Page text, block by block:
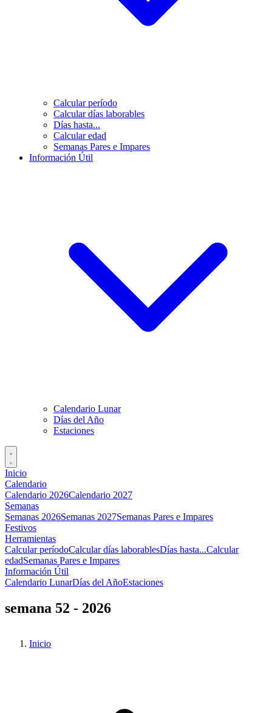
Calcular período
Calcular días laborables
Días hasta...
Calcular edad
Semanas Pares e Impares
Información Útil
Calendario Lunar
Días del Año
Estaciones
Inicio
Calendario
Calendario 2026Calendario 2027
Semanas
Semanas 2026Semanas 2027Semanas Pares e Impares
Festivos
Herramientas
Calcular períodoCalcular días laborablesDías hasta...Calcular
edadSemanas Pares e Impares
Información Útil
Calendario LunarDías del AñoEstaciones
semana 52 - 2026
Inicio